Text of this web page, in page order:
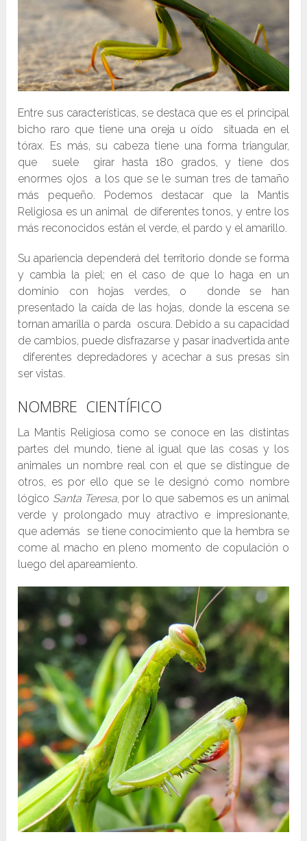
Entre sus características, se destaca que es el principal
bicho raro que tiene una oreja u oído situada en el
tórax. Es más, su cabeza tiene una forma triangular,
que suele girar hasta 180 grados, y tiene dos
enormes ojos a los que se le suman tres de tamaño
más pequeño. Podemos destacar que la Mantis
Religiosa es un animal de diferentes tonos, y entre los
más reconocidos están el verde, el pardo y el amarillo.
Su apariencia dependerá del territorio donde se forma
y cambia la piel; en el caso de que lo haga en un
dominio con hojas verdes, o donde se han
presentado la caída de las hojas, donde la escena se
tornan amarilla o parda oscura. Debido a su capacidad
de cambios, puede disfrazarse y pasar inadvertida ante
diferentes depredadores y acechar a sus presas sin
ser vistas.
NOMBRE CIENTÍFICO
La Mantis Religiosa como se conoce en las distintas
partes del mundo, tiene al igual que las cosas y los
animales un nombre real con el que se distingue de
otros, es por ello que se le designó como nombre
lógico Santa Teresa, por lo que sabemos es un animal
verde y prolongado muy atractivo e impresionante,
que además se tiene conocimiento que la hembra se
come al macho en pleno momento de copulación o
luego del apareamiento.